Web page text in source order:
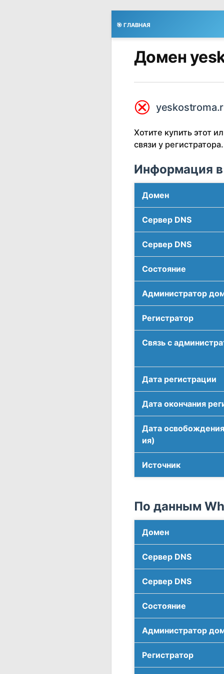
🎯 ГЛАВНАЯ
Домен
⮿
Хотите купить этот
связи у регистратора.
Информация в
Домен
Сервер DNS
Сервер DNS
Соcтояние
Администратор
Регистратор
Связь с
Дата регистрации
Дата окончания
Дата
ия)
Источник
По данным
Домен
Сервер DNS
Сервер DNS
Соcтояние
Администратор
Регистратор